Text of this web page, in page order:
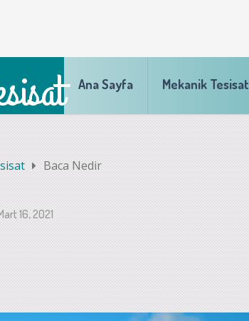
Ana Sayfa Mekanik Tesisat
Baca Nedir
16, 2021